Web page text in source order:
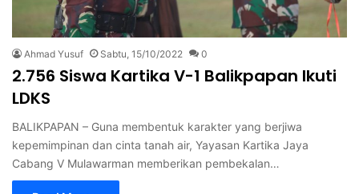
Ahmad Yusuf Sabtu, 15/10/2022 0
2.756 Siswa Kartika V-1 Balikpapan Ikuti
LDKS
BALIKPAPAN – Guna membentuk karakter yang berjiwa
kepemimpinan dan cinta tanah air, Yayasan Kartika Jaya
Cabang V Mulawarman memberikan pembekalan…